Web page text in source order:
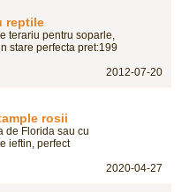
reptile
terariu pentru soparle,
stare perfecta pret:199
2012-07-20
rosii
de Florida sau cu
ieftin, perfect
2020-04-27